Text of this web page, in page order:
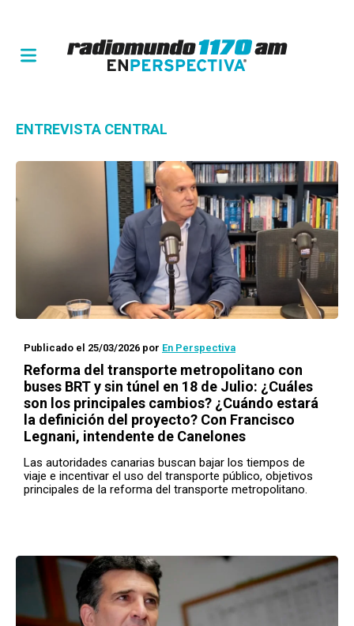
ENTREVISTA CENTRAL
Publicado el 25/03/2026 por En Perspectiva
Reforma del transporte metropolitano con
buses BRT y sin túnel en 18 de Julio: ¿Cuáles
son los principales cambios? ¿Cuándo estará
la definición del proyecto? Con Francisco
Legnani, intendente de Canelones
Las autoridades canarias buscan bajar los tiempos de
viaje e incentivar el uso del transporte público, objetivos
principales de la reforma del transporte metropolitano.